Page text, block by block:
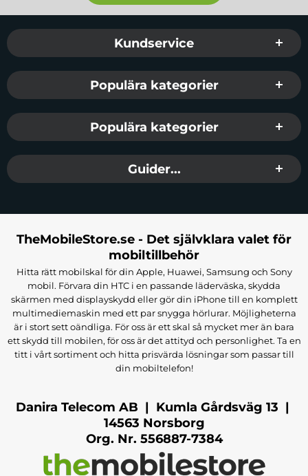
Sidfot Blandad info och länkar
Kundservice
Populära kategorier
Populära kategorier
Guider...
TheMobileStore.se - Det självklara valet för
mobiltillbehör
Hitta rätt mobilskal för din Apple, Huawei, Samsung och Sony
mobil. Förvara din HTC i en passande läderväska, skydda
skärmen med displayskydd eller gör din iPhone till en komplett
multimediemaskin med ett par snygga hörlurar. Möjligheterna
är i stort sett oändliga. För oss är ett skal så mycket mer än bara
ett skydd till mobilen, för oss är det attityd och personlighet. Ta en
titt i vårt sortiment och hitta prisvärda lösningar som passar till
din mobiltelefon!
Danira Telecom AB | Kumla Gårdsväg 13 |
14563 Norsborg
Org. Nr. 556887-7384